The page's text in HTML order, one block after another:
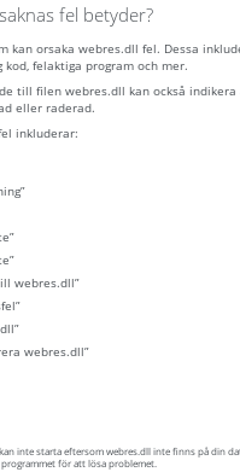
fel betyder?
kan orsaka webres.dll fel. Dessa
felaktiga program och mer.
till filen webres.dll kan också
eller raderad.
inkluderar:
webres.dll”
webres.dll”
inte starta eftersom webres.dll inte finns på din
för att lösa problemet.